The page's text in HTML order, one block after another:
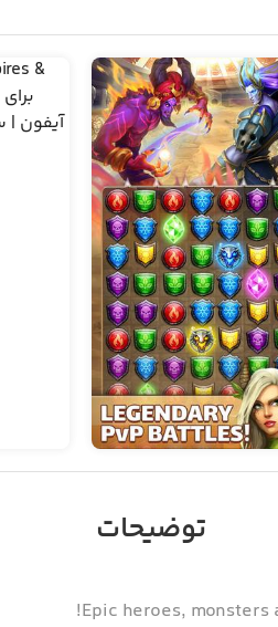
توضیحات
Epic heroes,